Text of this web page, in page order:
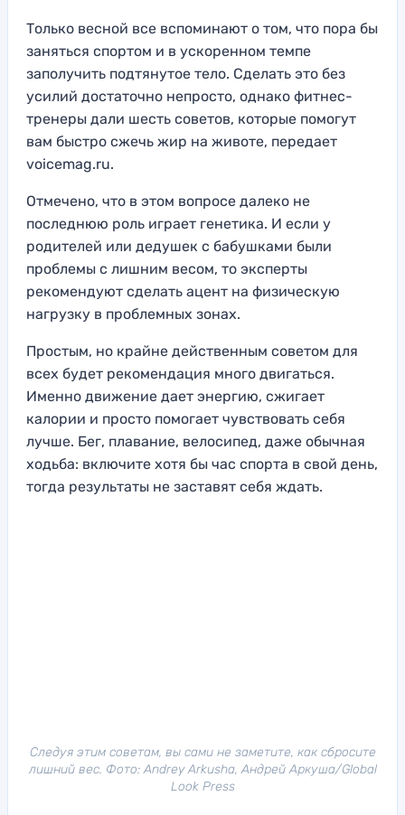
Только весной все вспоминают о том, что пора бы
заняться спортом и в ускоренном темпе
заполучить подтянутое тело. Сделать это без
усилий достаточно непросто, однако фитнес-
тренеры дали шесть советов, которые помогут
вам быстро сжечь жир на животе, передает
voicemag.ru.
Отмечено, что в этом вопросе далеко не
последнюю роль играет генетика. И если у
родителей или дедушек с бабушками были
проблемы с лишним весом, то эксперты
рекомендуют сделать ацент на физическую
нагрузку в проблемных зонах.
Простым, но крайне действенным советом для
всех будет рекомендация много двигаться.
Именно движение дает энергию, сжигает
калории и просто помогает чувствовать себя
лучше. Бег, плавание, велосипед, даже обычная
ходьба: включите хотя бы час спорта в свой день,
тогда результаты не заставят себя ждать.
Следуя этим советам, вы сами не заметите, как сбросите
лишний вес. Фото: Andrey Arkusha, Андрей Аркуша/Global
Look Press